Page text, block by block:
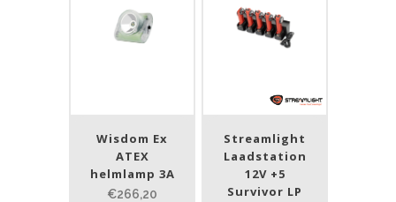
Wisdom Ex
ATEX
helmlamp 3A
€266,20
Streamlight
Laadstation
12V +5
Survivor LP